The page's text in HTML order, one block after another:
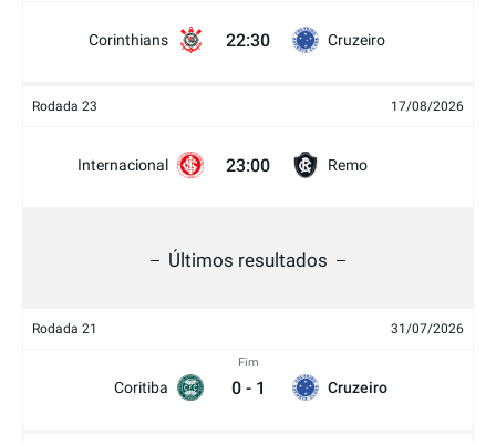
Corinthians 22:30 Cruzeiro
Rodada 23 17/08/2026
Internacional 23:00 Remo
Últimos resultados
Rodada 21 31/07/2026
Coritiba
Fim
0 - 1 Cruzeiro